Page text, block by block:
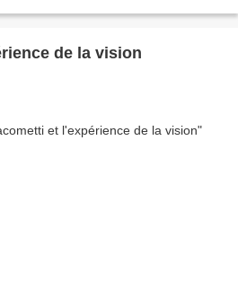
de la vision